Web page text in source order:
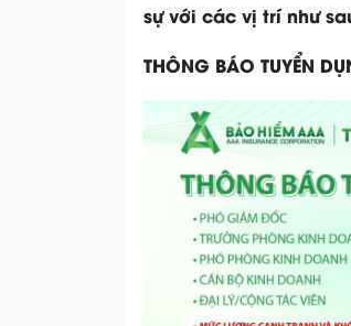
sự với các vị trí như
THÔNG BÁO TUYỂN